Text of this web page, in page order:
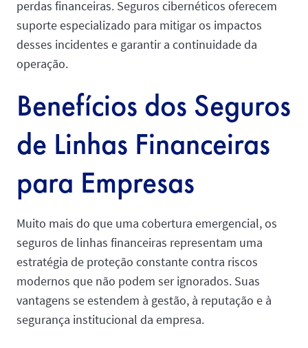
perdas financeiras. Seguros cibernéticos oferecem
suporte especializado para mitigar os impactos
desses incidentes e garantir a continuidade da
operação.
Benefícios dos Seguros
de Linhas Financeiras
para Empresas
Muito mais do que uma cobertura emergencial, os
seguros de linhas financeiras representam uma
estratégia de proteção constante contra riscos
modernos que não podem ser ignorados. Suas
vantagens se estendem à gestão, à reputação e à
segurança institucional da empresa.